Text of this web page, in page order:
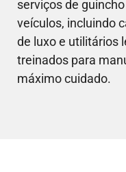
serviços de
veículos, incluindo
de luxo e utilitários
treinados para
máximo cuidado.